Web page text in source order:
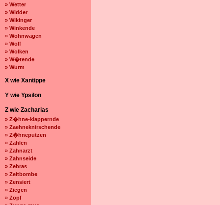
» Wetter
» Widder
» Wikinger
» Winkende
» Wohnwagen
» Wolf
» Wolken
» W�tende
» Wurm
X wie Xantippe
Y wie Ypsilon
Z wie Zacharias
» Z�hne-klappernde
» Zaehneknirschende
» Z�hneputzen
» Zahlen
» Zahnarzt
» Zahnseide
» Zebras
» Zeitbombe
» Zensiert
» Ziegen
» Zopf